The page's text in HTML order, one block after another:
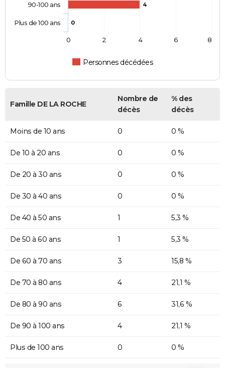
4
0
Personnes décédées
90-100 ans
Plus de 100 ans
0 2 4 6 8
Famille DE LA ROCHE
Nombre de
décès
% des
décès
Moins de 10 ans 0 0 %
De 10 à 20 ans 0 0 %
De 20 à 30 ans 0 0 %
De 30 à 40 ans 0 0 %
De 40 à 50 ans 1 5,3 %
De 50 à 60 ans 1 5,3 %
De 60 à 70 ans 3 15,8 %
De 70 à 80 ans 4 21,1 %
De 80 à 90 ans 6 31,6 %
De 90 à 100 ans 4 21,1 %
Plus de 100 ans 0 0 %